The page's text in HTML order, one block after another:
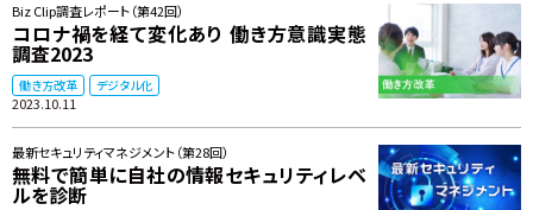
Biz Clip調査レポート（第42回）
コロナ禍を経て変化あり 働き方意識実態
調査2023
働き方改革 デジタル化
2023.10.11
最新セキュリティマネジメント（第28回）
無料で簡単に自社の情報セキュリティレベ
ルを診断